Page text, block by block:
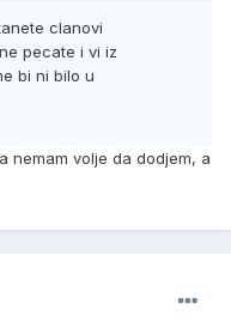
clanovi
pecate i vi iz
bi ni bilo u
nemam volje da dodjem, a